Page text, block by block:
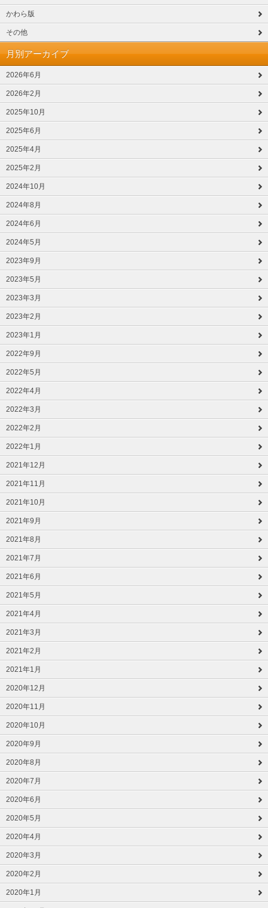
かわら版
その他
月別アーカイブ
2026年6月
2026年2月
2025年10月
2025年6月
2025年4月
2025年2月
2024年10月
2024年8月
2024年6月
2024年5月
2023年9月
2023年5月
2023年3月
2023年2月
2023年1月
2022年9月
2022年5月
2022年4月
2022年3月
2022年2月
2022年1月
2021年12月
2021年11月
2021年10月
2021年9月
2021年8月
2021年7月
2021年6月
2021年5月
2021年4月
2021年3月
2021年2月
2021年1月
2020年12月
2020年11月
2020年10月
2020年9月
2020年8月
2020年7月
2020年6月
2020年5月
2020年4月
2020年3月
2020年2月
2020年1月